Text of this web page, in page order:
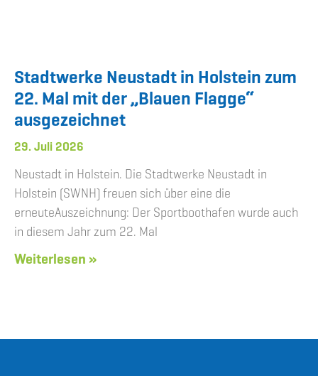
Stadtwerke Neustadt in Holstein zum
22. Mal mit der „Blauen Flagge“
ausgezeichnet
29. Juli 2026
Neustadt in Holstein. Die Stadtwerke Neustadt in
Holstein (SWNH) freuen sich über eine die
erneuteAuszeichnung: Der Sportboothafen wurde auch
in diesem Jahr zum 22. Mal
Weiterlesen »